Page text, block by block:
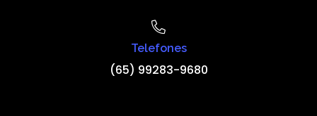
Telefones
(65) 99283-9680